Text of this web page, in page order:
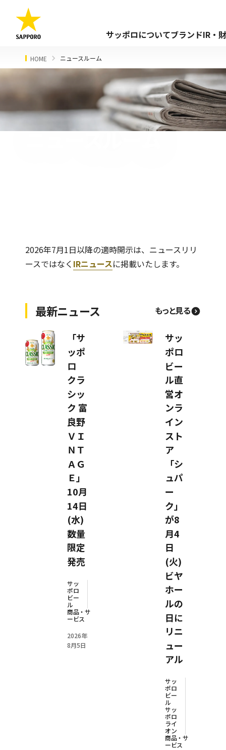
サッポロについてブランドIR・
HOME ニュースルーム
ニュースルーム
2026年7月1日以降の適時開示は、ニュースリリ
ースではなく IRニュースに掲載いたします。
最新ニュース もっと見る
「サ
ッポ
ロ
クラ
シッ
ク 富
良野
ＶＩ
ＮＴ
ＡＧ
Ｅ」
10月
14日
(水)
数量
限定
発売
サッ
ポロ
ビー
ル
商品・サ
ービス
2026年
8月5日
サッ
ポロ
ビー
ル直
営オ
ンラ
イン
スト
ア
「シ
ュパ
ー
ク」
が8
月4
日
(火)
ビヤ
ホー
ルの
日に
リニ
ュー
アル
サッ
ポロ
ビー
ル
サッ
ポロ
ライ
オン
商品・サ
ービス